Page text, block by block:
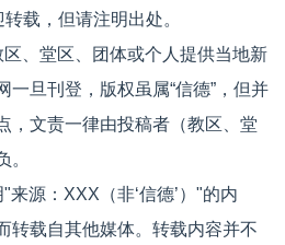
载，但请注明出处。
、堂区、团体或个人提供当地新
一旦刊登，版权虽属“信德”，但并
，文责一律由投稿者（教区、堂
。
源：XXX（非‘信德’）"的内
转载自其他媒体。转载内容并不